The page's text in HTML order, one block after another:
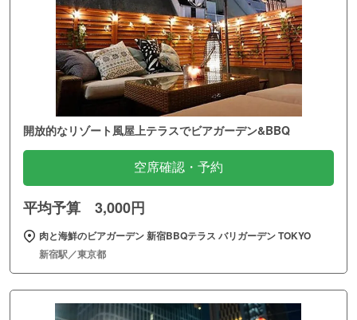
開放的なリゾート風屋上テラスでビアガーデン&BBQ
空席確認・予約
平均予算 3,000円
肉と海鮮のビアガーデン 新宿BBQテラス バリガーデン TOKYO
新宿駅／東京都